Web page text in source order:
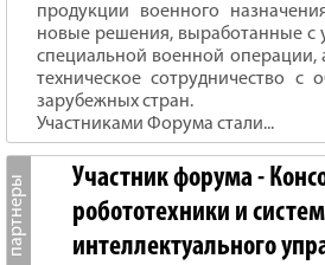
продукции военного
новые решения, выработанные с
специальной военной операции,
техническое сотрудничество с
зарубежных стран.
Участниками Форума стали...
Участник форума -
робототехники и систем
интеллектуального